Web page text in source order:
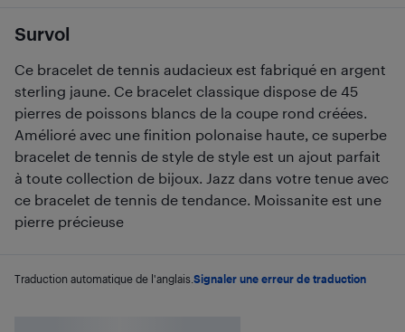
Survol
Ce bracelet de tennis audacieux est fabriqué en argent
sterling jaune. Ce bracelet classique dispose de 45
pierres de poissons blancs de la coupe rond créées.
Amélioré avec une finition polonaise haute, ce superbe
bracelet de tennis de style de style est un ajout parfait
à toute collection de bijoux. Jazz dans votre tenue avec
ce bracelet de tennis de tendance. Moissanite est une
pierre précieuse
Traduction automatique de l'anglais. Signaler une erreur de traduction